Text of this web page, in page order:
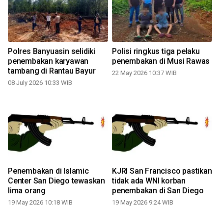
Polres Banyuasin selidiki
penembakan karyawan
tambang di Rantau Bayur
08 July 2026 10:33 WIB
Polisi ringkus tiga pelaku
penembakan di Musi Rawas
22 May 2026 10:37 WIB
Penembakan di Islamic
Center San Diego tewaskan
lima orang
19 May 2026 10:18 WIB
KJRI San Francisco pastikan
tidak ada WNI korban
penembakan di San Diego
19 May 2026 9:24 WIB